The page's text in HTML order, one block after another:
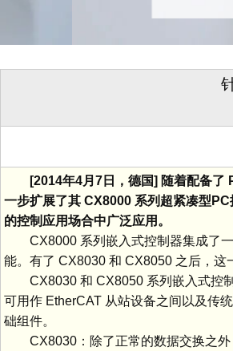
[2014年4月7日，德国] 随着配备
一步扩展了其 CX8000 系列超紧凑型
的控制应用场合中广泛应用。
CX8000 系列嵌入式控制器集成了一
能。有了 CX8030 和 CX8050 之后，
CX8030 和 CX8050 系列嵌入式控制
可用作 EtherCAT 从站设备之间以及传
础组件。
CX8030：除了正常的数据交换之外